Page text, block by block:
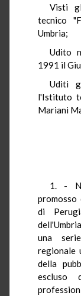
Visti
tecnico
Umbria;
Udito
1991 il
Uditi
l'Istituto
Mariani
1. -
di
una
regionale
della
escluso